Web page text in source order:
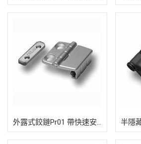
外露式鉸鏈Pr01 帶快速安裝裝置180